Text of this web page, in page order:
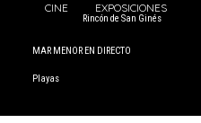
CINE EXPOSICIONES
Mar Menor - Rincón de San Ginés
MAR MENOR EN DIRECTO
Playas